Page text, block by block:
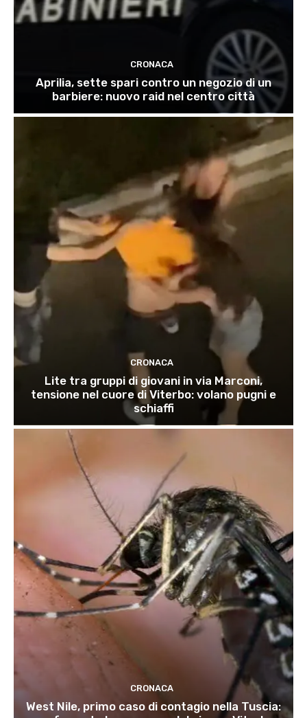
CRONACA
Aprilia, sette spari contro un negozio di un
barbiere: nuovo raid nel centro città
CRONACA
Lite tra gruppi di giovani in via Marconi,
tensione nel cuore di Viterbo: volano pugni e
schiaffi
CRONACA
West Nile, primo caso di contagio nella Tuscia: